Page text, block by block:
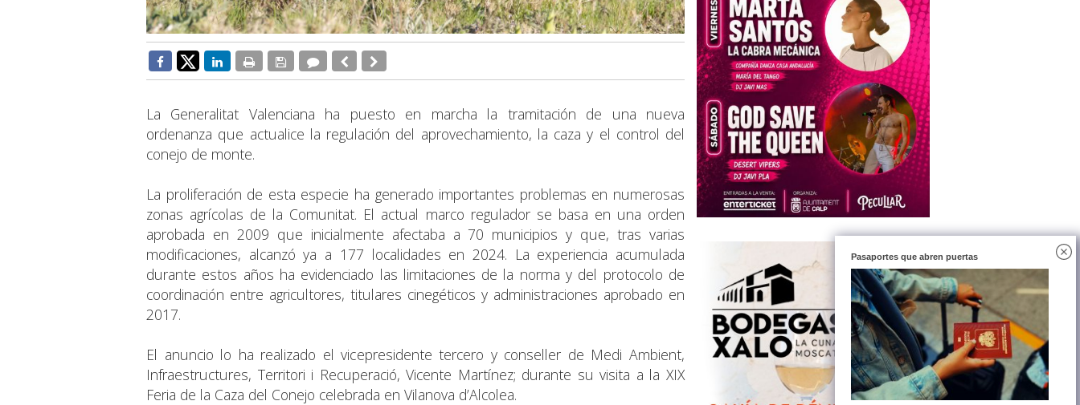
La Generalitat Valenciana ha puesto en marcha la tramitación de una nueva
ordenanza que actualice la regulación del aprovechamiento, la caza y el control del
conejo de monte.
La proliferación de esta especie ha generado importantes problemas en numerosas
zonas agrícolas de la Comunitat. El actual marco regulador se basa en una orden
aprobada en 2009 que inicialmente afectaba a 70 municipios y que, tras varias
modificaciones, alcanzó ya a 177 localidades en 2024. La experiencia acumulada
durante estos años ha evidenciado las limitaciones de la norma y del protocolo de
coordinación entre agricultores, titulares cinegéticos y administraciones aprobado en
2017.
El anuncio lo ha realizado el vicepresidente tercero y conseller de Medi Ambient,
Infraestructures, Territori i Recuperació, Vicente Martínez; durante su visita a la XIX
Feria de la Caza del Conejo celebrada en Vilanova d’Alcolea.
Pasaportes que abren puertas